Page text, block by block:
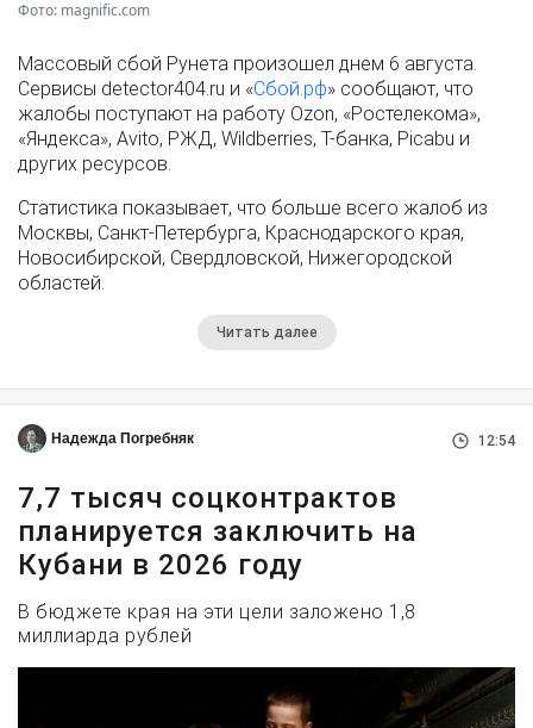
Фото: magnific.com
Массовый сбой Рунета произошел днем 6 августа.
Сервисы detector404.ru и «Сбой.рф» сообщают, что
жалобы поступают на работу Ozon, «Ростелекома»,
«Яндекса», Avito, РЖД, Wildberries, Т-банка, Picabu и
других ресурсов.
Статистика показывает, что больше всего жалоб из
Москвы, Санкт-Петербурга, Краснодарского края,
Новосибирской, Свердловской, Нижегородской
областей.
Читать далее
Надежда Погребняк 12:54
7,7 тысяч соцконтрактов
планируется заключить на
Кубани в 2026 году
В бюджете края на эти цели заложено 1,8
миллиарда рублей